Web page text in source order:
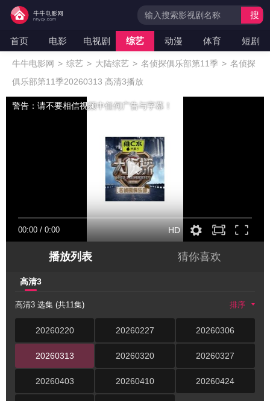
首页 电影 电视剧 综艺 动漫 体育 短剧
搜
牛牛电影网 > 综艺 > 大陆综艺 > 名侦探俱乐部第11季 > 名侦探
俱乐部第11季20260313 高清3播放
00:00 / 0:00 HD
警告：请不要相信视频中任何广告与字幕！
播放列表 猜你喜欢
高清3
高清3 选集 (共11集) 排序
20260220 20260227 20260306
20260313 20260320 20260327
20260403 20260410 20260424